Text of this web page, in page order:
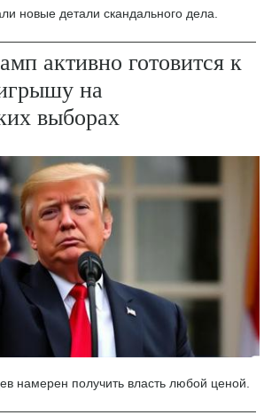
новые детали скандального дела.
активно готовится к
на
выборах
намерен получить власть любой ценой.